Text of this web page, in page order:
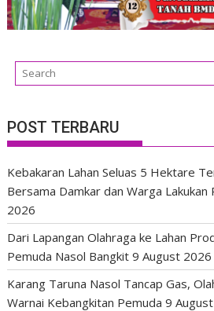
POST TERBARU
Kebakaran Lahan Seluas 5 Hektare
Bersama Damkar dan Warga Lakukan
2026
Dari Lapangan Olahraga ke Lahan
Pemuda Nasol Bangkit 9 August 2026
Karang Taruna Nasol Tancap Gas,
Warnai Kebangkitan Pemuda 9